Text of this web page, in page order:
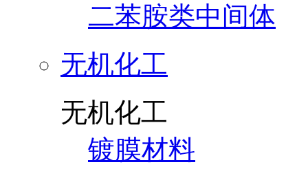
二苯胺类中间体
无机化工
无机化工
镀膜材料